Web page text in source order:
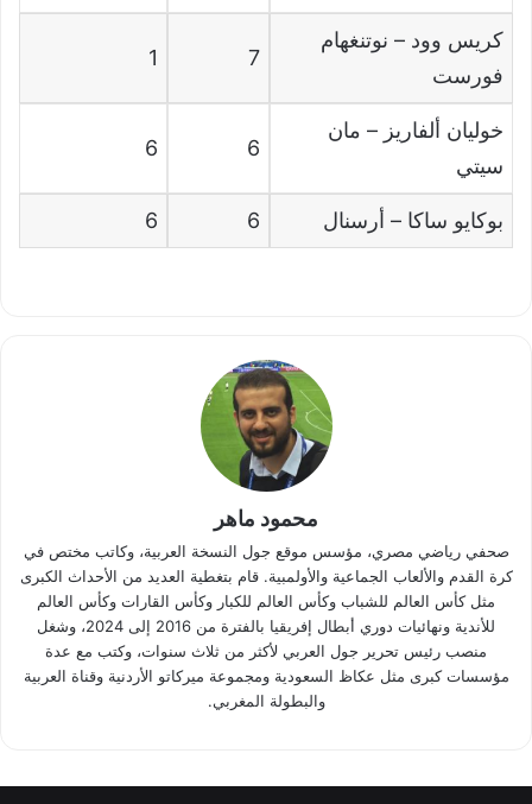
كريس وود– نوتنغهام
فورست
7
1
خوليان ألفاريز– مان
سيتي
6
6
بوكايو ساكا – أرسنال 6
6
محمود ماهر
صحفي رياضي مصري، مؤسس موقع جول النسخة العربية، وكاتب مختص في
كرة القدم والألعاب الجماعية والأولمبية. قام بتغطية العديد من الأحداث الكبرى
مثل كأس العالم للشباب وكأس العالم للكبار وكأس القارات وكأس العالم
للأندية ونهائيات دوري أبطال إفريقيا بالفترة من 2016 إلى 2024، وشغل
منصب رئيس تحرير جول العربي لأكثر من ثلاث سنوات، وكتب مع عدة
مؤسسات كبرى مثل عكاظ السعودية ومجموعة ميركاتو الأردنية وقناة العربية
والبطولة المغربي.